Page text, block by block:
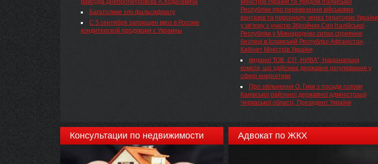
райсуда Днепропетровска А.Ходасевича
Багатолике зло фальсифікату
С 5 сентября запрещен ввоз в Россию
кондитерской продукции с Украины
Міністрів України та Урядом Італійської
Республіки про перевезення військових
вантажів та персоналу через територію України
у зв’язку з участю Збройних Сил Італійської
Республіки у Міжнародних силах сприяння
безпеці в Ісламській Республіці Афганістан,
Кабінет Міністрів України
виданої ТОВ „СП „НИВА”, Національна
комісія, що здійснює державне регулювання у
сфері енергетики
Про звільнення О. Гики з посади голови
Канівської районної державної адміністрації
Черкаської області, Президент України
Консультации по недвижимости Адвокат по ЖКХ